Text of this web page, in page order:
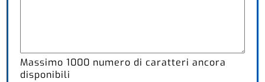
Massimo1000 numero di caratteri ancora
disponibili